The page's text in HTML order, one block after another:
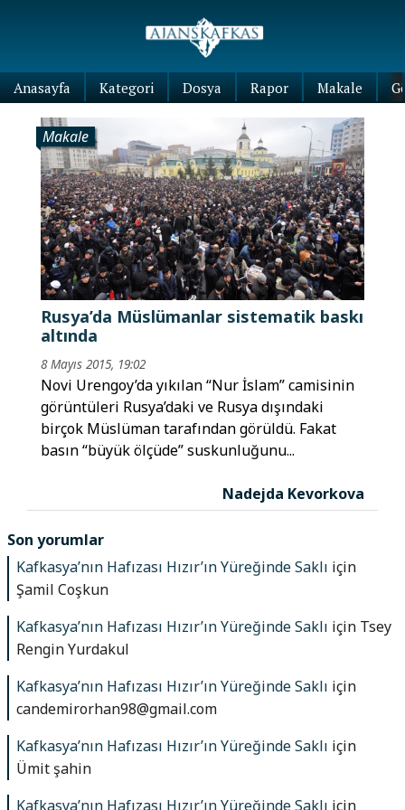
Anasayfa Kategori Dosya Rapor Makale
Makale
Rusya’da Müslümanlar sistematik baskı
altında
8 Mayıs 2015, 19:02
Novi Urengoy’da yıkılan “Nur İslam” camisinin
görüntüleri Rusya’daki ve Rusya dışındaki
birçok Müslüman tarafından görüldü. Fakat
basın “büyük ölçüde” suskunluğunu...
Nadejda Kevorkova
Son yorumlar
Kafkasya’nın Hafızası Hızır’ın Yüreğinde Saklı için
Şamil Coşkun
Kafkasya’nın Hafızası Hızır’ın Yüreğinde Saklı için Tsey
Rengin Yurdakul
Kafkasya’nın Hafızası Hızır’ın Yüreğinde Saklı için
candemirorhan98@gmail.com
Kafkasya’nın Hafızası Hızır’ın Yüreğinde Saklı için
Ümit şahin
Kafkasya’nın Hafızası Hızır’ın Yüreğinde Saklı için